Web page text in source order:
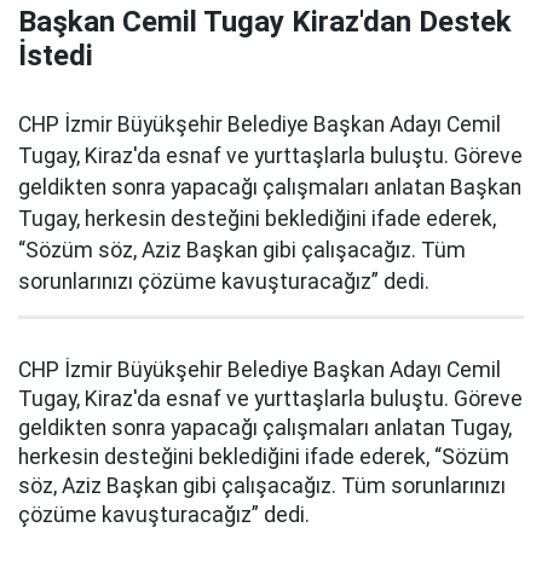
Başkan Cemil Tugay Kiraz'dan Destek
İstedi
CHP İzmir Büyükşehir Belediye Başkan Adayı Cemil
Tugay, Kiraz'da esnaf ve yurttaşlarla buluştu. Göreve
geldikten sonra yapacağı çalışmaları anlatan Başkan
Tugay, herkesin desteğini beklediğini ifade ederek,
“Sözüm söz, Aziz Başkan gibi çalışacağız. Tüm
sorunlarınızı çözüme kavuşturacağız” dedi.
CHP İzmir Büyükşehir Belediye Başkan Adayı Cemil
Tugay, Kiraz'da esnaf ve yurttaşlarla buluştu. Göreve
geldikten sonra yapacağı çalışmaları anlatan Tugay,
herkesin desteğini beklediğini ifade ederek, “Sözüm
söz, Aziz Başkan gibi çalışacağız. Tüm sorunlarınızı
çözüme kavuşturacağız” dedi.